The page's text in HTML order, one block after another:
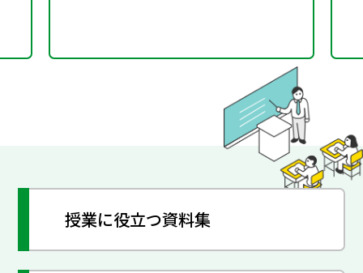
授業に役立つ資料集